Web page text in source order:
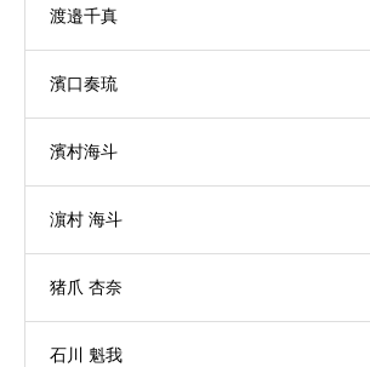
渡邉千真
濱口奏琉
濱村海斗
濵村 海斗
猪爪 杏奈
石川 魁我